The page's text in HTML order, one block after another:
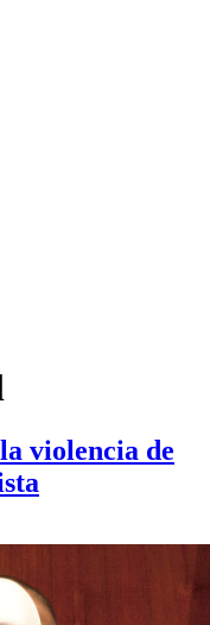
violencia de